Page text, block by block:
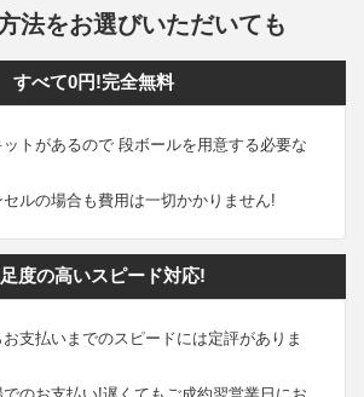
法をお選びいただいても
すべて0円!完全無料
トがあるので 段ボールを用意する必要な
ルの場合も費用は一切かかりません!
度の高いスピード対応!
支払いまでのスピードには定評がありま